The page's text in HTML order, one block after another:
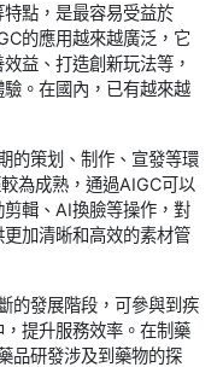
點，是最容易受益於
的應用越來越廣泛，它
益、打造創新玩法等，
。在國內，已有越來越
的策划、制作、宣發等環
為成熟，通過AIGC可以
輯、AI換臉等操作，對
加清晰和高效的素材管
的發展階段，可參與到疾
提升服務效率。在制藥
品研發涉及到藥物的探